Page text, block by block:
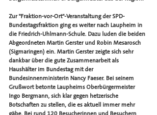
Zur "Fraktion-vor-Ort"-Veranstaltung der SPD-
Bundestagsfraktion ging es weiter nach Laupheim in
die Friedrich-Uhlmann-Schule. Dazu luden die beiden
Abgeordneten Martin Gerster und Robin Mesarosch
(Sigmaringen) ein. Martin Gerster zeigte sich sehr
dankbar über die gute Zusammenarbeit als
Haushälter im Bundestag mit der
Bundesinnenministerin Nancy Faeser. Bei seinem
Grußwort betonte Laupheims Oberbürgermeister
Ingo Bergmann, sich klar gegen hetzerische
Botschaften zu stellen, die es aktuell immer mehr